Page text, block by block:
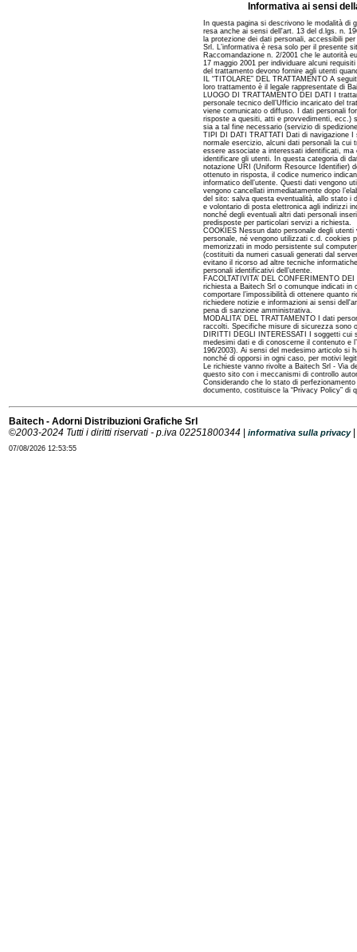
Informativa ai sensi
In questa pagina si descrivono le modalità di
resa anche ai sensi dell'art. 13 del d.lgs. n.
la protezione dei dati personali, accessibili
Srl. L’informativa è resa solo per il presente
Raccomandazione n. 2/2001 che le autorità
17 maggio 2001 per individuare alcuni
del trattamento devono fornire agli utenti
IL “TITOLARE” DEL TRATTAMENTO A
loro trattamento è il legale rappresentate di
LUOGO DI TRATTAMENTO DEI DATI I
personale tecnico dell’Ufficio incaricato del
viene comunicato o diffuso. I dati personali
risposte a quesiti, atti e provvedimenti, ecc.)
sia a tal fine necessario (servizio di
TIPI DI DATI TRATTATI Dati di navigazione
normale esercizio, alcuni dati personali la cui
essere associate a interessati identificati,
identificare gli utenti. In questa categoria di
notazione URI (Uniform Resource Identifier)
ottenuto in risposta, il codice numerico
informatico dell’utente. Questi dati vengono
vengono cancellati immediatamente dopo
del sito: salva questa eventualità, allo stato i
e volontario di posta elettronica agli indirizzi
nonché degli eventuali altri dati personali
predisposte per particolari servizi a richiesta.
COOKIES Nessun dato personale degli
personale, né vengono utilizzati c.d. cookies
memorizzati in modo persistente sul
(costituiti da numeri casuali generati dal
evitano il ricorso ad altre tecniche
personali identificativi dell’utente.
FACOLTATIVITA’ DEL CONFERIMENTO
richiesta a Baitech Srl o comunque indicati in
comportare l’impossibilità di ottenere quanto
richiedere notizie e informazioni ai sensi
pena di sanzione amministrativa.
MODALITA’ DEL TRATTAMENTO I dati
raccolti. Specifiche misure di sicurezza sono
DIRITTI DEGLI INTERESSATI I soggetti cui
medesimi dati e di conoscerne il contenuto e
196/2003). Ai sensi del medesimo articolo si
nonché di opporsi in ogni caso, per motivi
Le richieste vanno rivolte a Baitech Srl - Via
questo sito con i meccanismi di controllo
Considerando che lo stato di
documento, costituisce la “Privacy Policy” di
Baitech - Adorni Distribuzioni Grafiche Srl
©2003-2024 Tutti i diritti riservati - p.iva 02251800344 informativa sulla privacy|
07/08/2026 12:53:55